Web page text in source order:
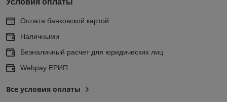
Условия оплаты
Оплата банковской картой
Наличными
Безналичный расчет для юридических лиц
Webpay ЕРИП
Все условия оплаты